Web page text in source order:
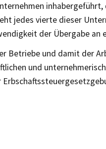
jedes vierte dieser
der Übergabe an
Betriebe und damit der
und